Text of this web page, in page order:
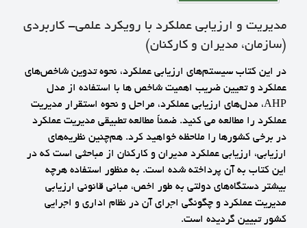
مدیریت و ارزیابی عملکرد با رویکرد علمی- کاربردی
(سازمان، مدیران و کارکنان)
در این کتاب سیستم‌های ارزیابی عملکرد، نحوه تدوین شاخص‌های
عملکرد و تعیین ضریب اهمیت شاخص ها با استفاده از مدل
AHP، مدل‌های ارزیابی عملکرد، مراحل و نحوه استقرار مدیریت
عملکرد را مطالعه می کنید. ضمناً مطالعه تطبیقی مدیریت عملکرد
در برخی کشورها را ملاحظه خواهید کرد. هم‌چنین نظریه‌های
ارزیابی، ارزیابی عملکرد مدیران و کارکنان از مباحثی است که در
این کتاب به آن پرداخته شده است. به منظور استفاده هرچه
بیشتر دستگاه‌های دولتی به طور اخص، مبانی قانونی ارزیابی
مدیریت عملکرد و چگونگی اجرای آن در نظام اداری و اجرایی
کشور تبیین گردیده است.